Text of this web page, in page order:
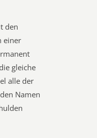
den
einer
gleiche
alle der
Namen